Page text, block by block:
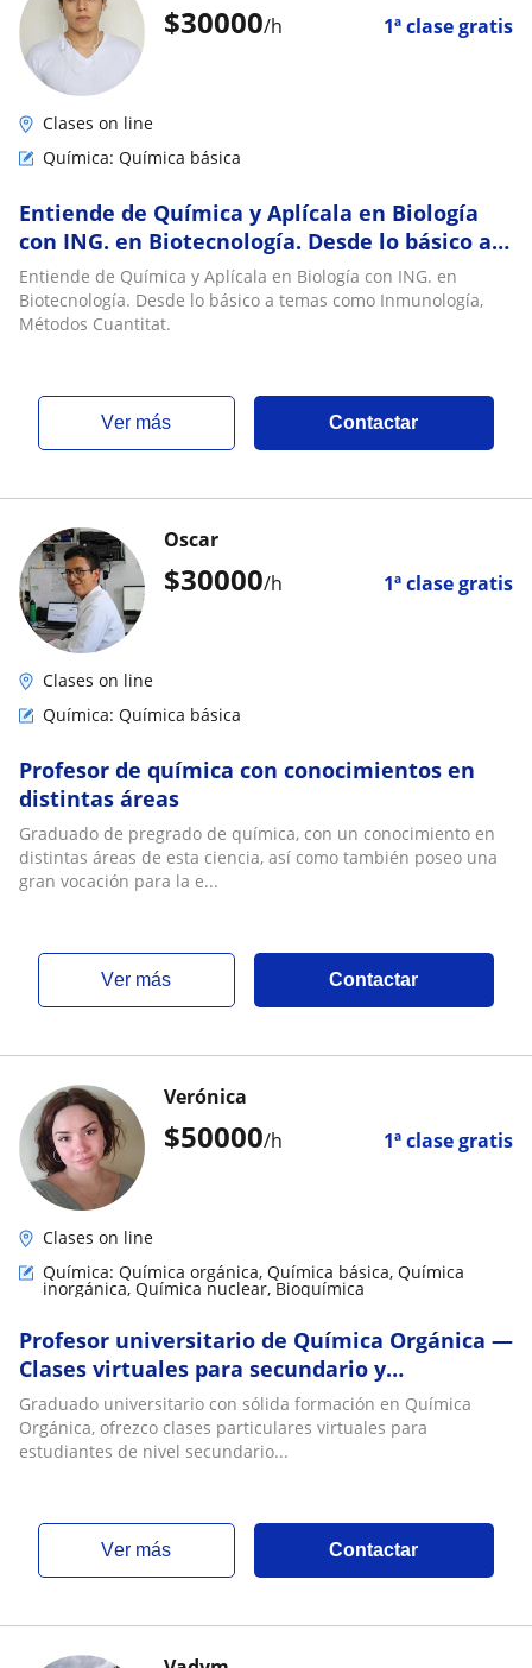
$30000/h 1ª clase gratis
Clases on line
Química: Química básica
Entiende de Química y Aplícala en Biología
con ING. en Biotecnología. Desde lo básico a
temas como Inmunología, Métodos Cuantitat
Entiende de Química y Aplícala en Biología con ING. en
Biotecnología. Desde lo básico a temas como Inmunología,
Métodos Cuantitat.
ver más Contactar
$30000/h 1ª clase gratis
Oscar
Clases on line
Química: Química básica
Profesor de química con conocimientos en
distintas áreas
Graduado de pregrado de química, con un conocimiento en
distintas áreas de esta ciencia, así como también poseo una
gran vocación para la e...
ver más Contactar
$50000/h 1ª clase gratis
Verónica
Clases on line
Química: Química orgánica, Química básica, Química
inorgánica, Química nuclear, Bioquímica
Profesor universitario de Química Orgánica —
Clases virtuales para secundario y
universidad
Graduado universitario con sólida formación en Química
Orgánica, ofrezco clases particulares virtuales para
estudiantes de nivel secundario...
ver más Contactar